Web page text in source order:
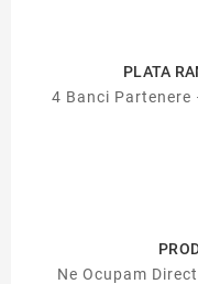
PLATA
4 Banci Partenere
Ne Ocupam